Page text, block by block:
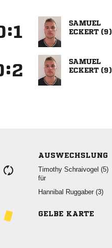
:

 
:

 
AUSWECHSLUNG
  
für
  
GELBE KARTE